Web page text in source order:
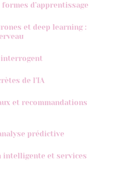
d’apprentissage
et deep learning :
interrogent
de l’IA
et recommandations
prédictive
intelligente et services